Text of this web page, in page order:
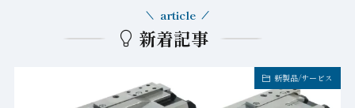
新着記事
article
新製品/サービス